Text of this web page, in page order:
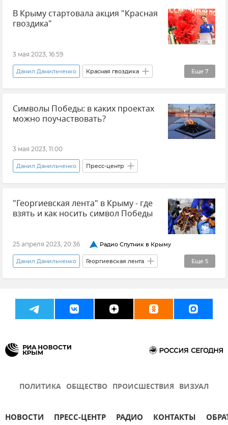
Волонтеры Победы Новости Крыма
В Крыму стартовала акция "Красная
гвоздика"
3 мая 2023, 16:59
Еще 7
Данил Данильченко Красная гвоздика
Крым Волонтеры Победы
Новости Крыма Общество
Благотворительность
Символы Победы: в каких проектах
можно поучаствовать?
3 мая 2023, 11:00
Данил Данильченко Пресс-центр
"Георгиевская лента" в Крыму - где
взять и как носить символ Победы
25 апреля 2023, 20:36 Радио Спутник в Крыму
Еще 5
Данил Данильченко Георгиевская лента
Крым Волонтеры Победы
Новости Крыма Общество
Медиагруппа "Россия сегодня"
ПОЛИТИКА ОБЩЕСТВО ПРОИСШЕСТВИЯ ВИЗУАЛ
НОВОСТИ ПРЕСС-ЦЕНТР РАДИО КОНТАКТЫ